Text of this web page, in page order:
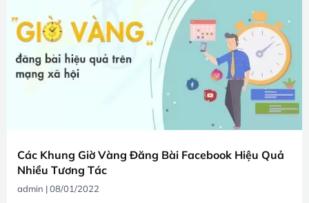
Các Khung Giờ Vàng Đăng Bài Facebook Hiệu Quả
Nhiều Tương Tác
admin 08/01/2022